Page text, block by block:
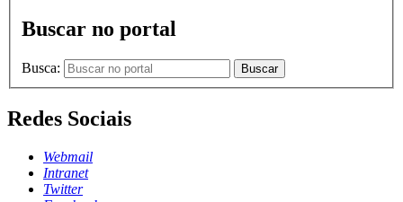
Buscar no portal
Busca: Buscar
Redes Sociais
Webmail
Intranet
Twitter